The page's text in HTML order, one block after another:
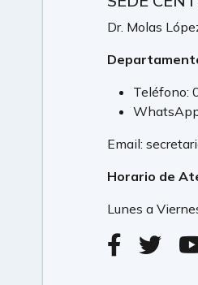
Dr. Molas
Teléfono:
Email:
Horario de
Lunes a